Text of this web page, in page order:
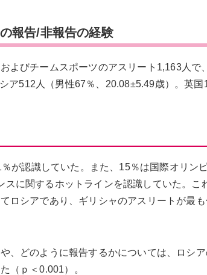
報告/非報告の経験
よびチームスポーツのアスリート1,163人で
ア512人（男性67％、20.08±5.49歳）。英国
が認識していた。また、15％は国際オリン
に関するホットラインを認識していた。こ
ロシアであり、ギリシャのアスリートが最
、どのように報告するかについては、ロシ
（ｐ＜0.001）。